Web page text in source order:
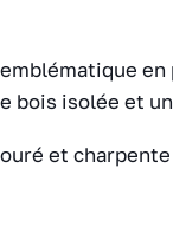
bois isolée et
et